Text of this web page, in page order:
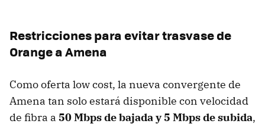
Restricciones para evitar trasvase de
Orange a Amena
Como oferta low cost, la nueva convergente de
Amena tan solo estará disponible con velocidad
de fibra a 50 Mbps de bajada y 5 Mbps de subida,